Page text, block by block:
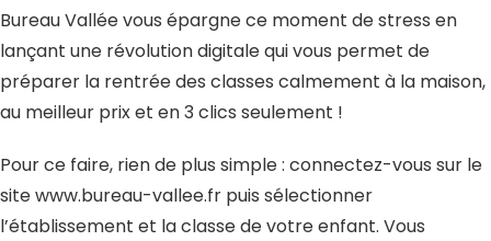
Bureau Vallée vous épargne ce moment de stress en
lançant une révolution digitale qui vous permet de
préparer la rentrée des classes calmement à la maison,
au meilleur prix et en 3 clics seulement !
Pour ce faire, rien de plus simple : connectez-vous sur le
site www.bureau-vallee.fr puis sélectionner
l’établissement et la classe de votre enfant. Vous